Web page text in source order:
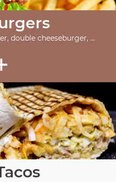
double cheeseburger, ...